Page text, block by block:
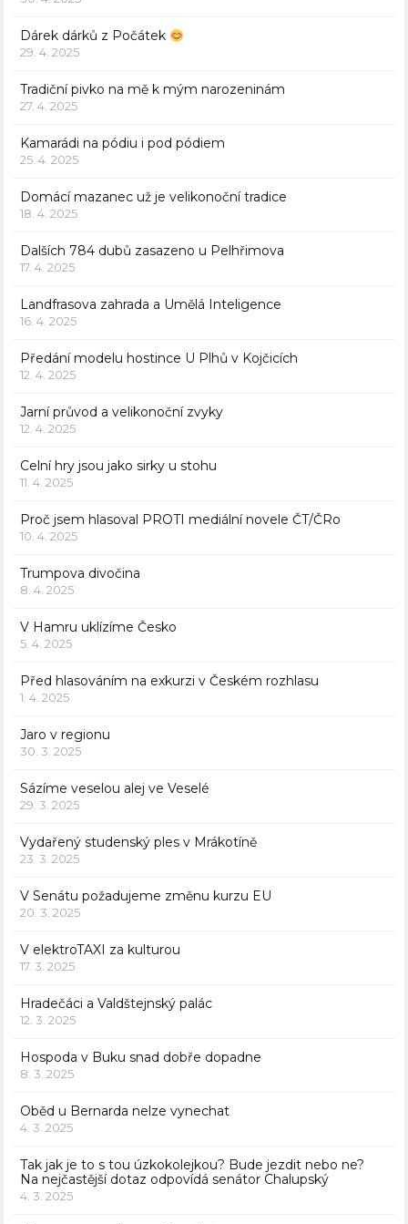
Dárek dárků z Počátek
29. 4. 2025
Tradiční pivko na mě k mým narozeninám
27. 4. 2025
Kamarádi na pódiu i pod pódiem
25. 4. 2025
Domácí mazanec už je velikonoční tradice
18. 4. 2025
Dalších 784 dubů zasazeno u Pelhřimova
17. 4. 2025
Landfrasova zahrada a Umělá Inteligence
16. 4. 2025
Předání modelu hostince U Plhů v Kojčicích
12. 4. 2025
Jarní průvod a velikonoční zvyky
12. 4. 2025
Celní hry jsou jako sirky u stohu
11. 4. 2025
Proč jsem hlasoval PROTI mediální novele ČT/ČRo
10. 4. 2025
Trumpova divočina
8. 4. 2025
V Hamru uklízíme Česko
5. 4. 2025
Před hlasováním na exkurzi v Českém rozhlasu
1. 4. 2025
Jaro v regionu
30. 3. 2025
Sázíme veselou alej ve Veselé
29. 3. 2025
Vydařený studenský ples v Mrákotíně
23. 3. 2025
V Senátu požadujeme změnu kurzu EU
20. 3. 2025
V elektroTAXI za kulturou
17. 3. 2025
Hradečáci a Valdštejnský palác
12. 3. 2025
Hospoda v Buku snad dobře dopadne
8. 3. 2025
Oběd u Bernarda nelze vynechat
4. 3. 2025
Tak jak je to s tou úzkokolejkou? Bude jezdit nebo ne?
Na nejčastější dotaz odpovídá senátor Chalupský
4. 3. 2025